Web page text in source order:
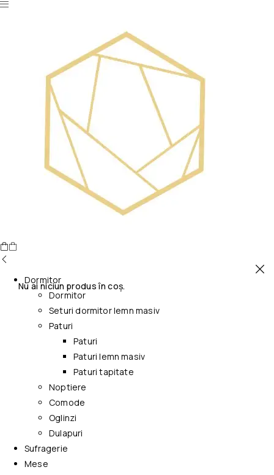
Nu ai niciun produs în coș.
Dormitor
Dormitor
Seturi dormitor lemn masiv
Paturi
Paturi
Paturi lemn masiv
Paturi tapitate
Noptiere
Comode
Oglinzi
Dulapuri
Sufragerie
Mese